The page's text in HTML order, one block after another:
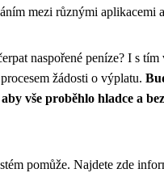
mezi různými aplikacemi
naspořené peníze? I s
žádosti o výplatu.
vše proběhlo hladce a
pomůže. Najdete zde